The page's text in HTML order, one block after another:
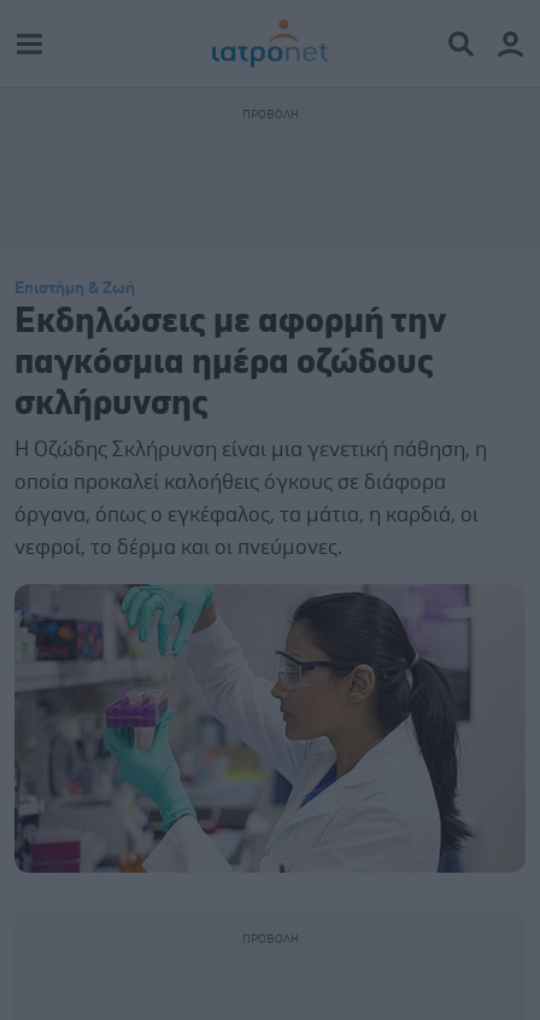
Επιστήμη & Ζωή
Εκδηλώσεις με αφορμή την
παγκόσμια ημέρα οζώδους
σκλήρυνσης
Η Οζώδης Σκλήρυνση είναι μια γενετική πάθηση, η
οποία προκαλεί καλοήθεις όγκους σε διάφορα
όργανα, όπως ο εγκέφαλος, τα μάτια, η καρδιά, οι
νεφροί, το δέρμα και οι πνεύμονες.